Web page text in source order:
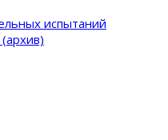
испытаний